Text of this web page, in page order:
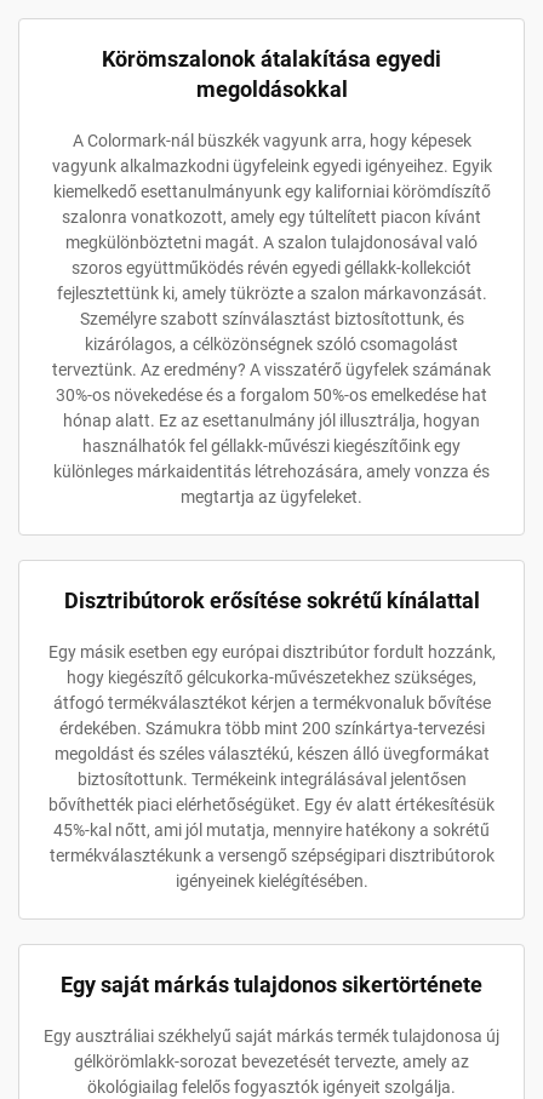
Körömszalonok átalakítása egyedi
megoldásokkal
A Colormark-nál büszkék vagyunk arra, hogy képesek
vagyunk alkalmazkodni ügyfeleink egyedi igényeihez. Egyik
kiemelkedő esettanulmányunk egy kaliforniai körömdíszítő
szalonra vonatkozott, amely egy túltelített piacon kívánt
megkülönböztetni magát. A szalon tulajdonosával való
szoros együttműködés révén egyedi géllakk-kollekciót
fejlesztettünk ki, amely tükrözte a szalon márkavonzását.
Személyre szabott színválasztást biztosítottunk, és
kizárólagos, a célközönségnek szóló csomagolást
terveztünk. Az eredmény? A visszatérő ügyfelek számának
30%-os növekedése és a forgalom 50%-os emelkedése hat
hónap alatt. Ez az esettanulmány jól illusztrálja, hogyan
használhatók fel géllakk-művészi kiegészítőink egy
különleges márkaidentitás létrehozására, amely vonzza és
megtartja az ügyfeleket.
Disztribútorok erősítése sokrétű kínálattal
Egy másik esetben egy európai disztribútor fordult hozzánk,
hogy kiegészítő gélcukorka-művészetekhez szükséges,
átfogó termékválasztékot kérjen a termékvonaluk bővítése
érdekében. Számukra több mint 200 színkártya-tervezési
megoldást és széles választékú, készen álló üvegformákat
biztosítottunk. Termékeink integrálásával jelentősen
bővíthették piaci elérhetőségüket. Egy év alatt értékesítésük
45%-kal nőtt, ami jól mutatja, mennyire hatékony a sokrétű
termékválasztékunk a versengő szépségipari disztribútorok
igényeinek kielégítésében.
Egy saját márkás tulajdonos sikertörténete
Egy ausztráliai székhelyű saját márkás termék tulajdonosa új
gélkörömlakk-sorozat bevezetését tervezte, amely az
ökológiailag felelős fogyasztók igényeit szolgálja.